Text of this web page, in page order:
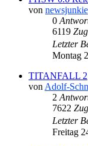
von newsjunkie
0
6119
Letzter
Montag
TITANFALL 2
von Adolf-
2
7622
Letzter
Freitag